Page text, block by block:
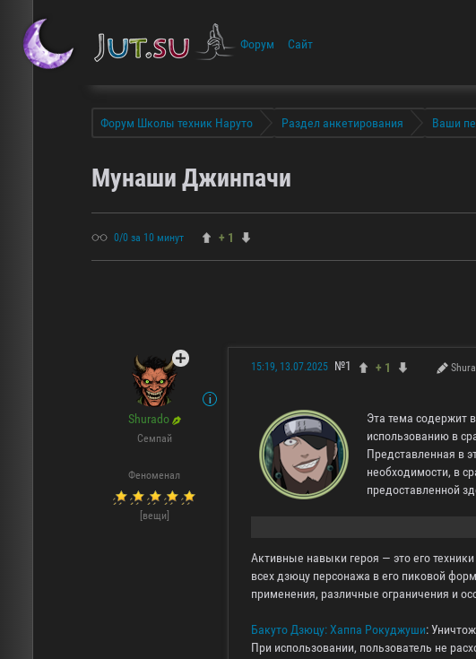
Форум Сайт
Форум Школы техник Наруто Раздел анкетирования Ваши
Мунаши Джинпачи
0/0 за 10 минут + 1
Shurado
Семпай
Феноменал
[вещи]
15:19, 13.07.2025 №1 + 1
Эта тема содержит
использованию в
Представленная в
необходимости, в
предоставленной
Активные навыки героя — это его
всех дзюцу персонажа в его пиковой
применения, различные ограничения и
Бакуто Дзюцу: Хаппа Рокуджуши:
При использовании, пользователь не